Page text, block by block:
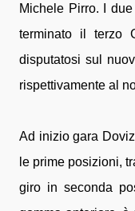
Michele Pirro. I
terminato il terzo
disputatosi sul
rispettivamente al
Ad inizio gara
le prime posizioni,
giro in seconda